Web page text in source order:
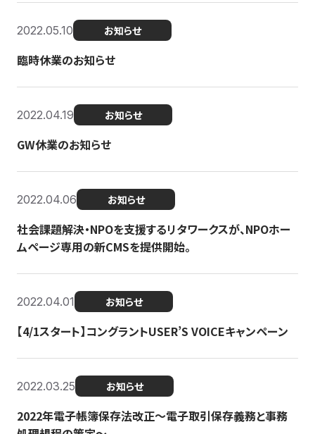
2022.05.10 お知らせ
臨時休業のお知らせ
2022.04.19 お知らせ
GW休業のお知らせ
2022.04.06 お知らせ
社会課題解決・NPOを支援するリタワークスが、NPOホー
ムページ専用の新CMSを提供開始。
2022.04.01 お知らせ
【4/1スタート】コングラントUSER’S VOICEキャンペーン
2022.03.25 お知らせ
2022年電子帳簿保存法改正～電子取引保存義務と事務